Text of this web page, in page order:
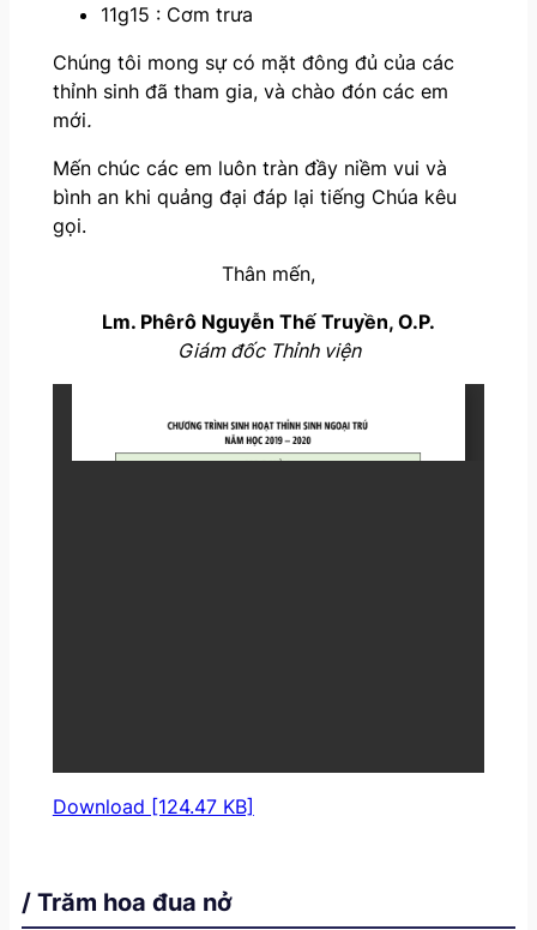
11g15 : Cơm trưa
Chúng tôi mong sự có mặt đông đủ của các
thỉnh sinh đã tham gia, và chào đón các em
mới.
Mến chúc các em luôn tràn đầy niềm vui và
bình an khi quảng đại đáp lại tiếng Chúa kêu
gọi.
Thân mến,
Lm. Phêrô Nguyễn Thế Truyền, O.P.
Giám đốc Thỉnh viện
Download [124.47 KB]
/ Trăm hoa đua nở